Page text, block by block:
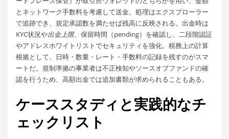
とネットワーク手数料を考慮して送金。処理はエクスプローラー
で追跡でき、規定承認数を満たせば残高に反映される。出金時は
KYC状況や出金上限、保留時間（pending）を確認し、二段階認証
やアドレスホワイトリストでセキュリティを強化。税務上の計算
根拠として、日時・数量・レート・手数料の記録を残すのがスマ
ートだ。規制準拠の事業者は不正検知やソースオブファンドの確
認を行うため、高額出金では追加書類が求められることもある。
ケーススタディと実践的なチ
ェックリスト